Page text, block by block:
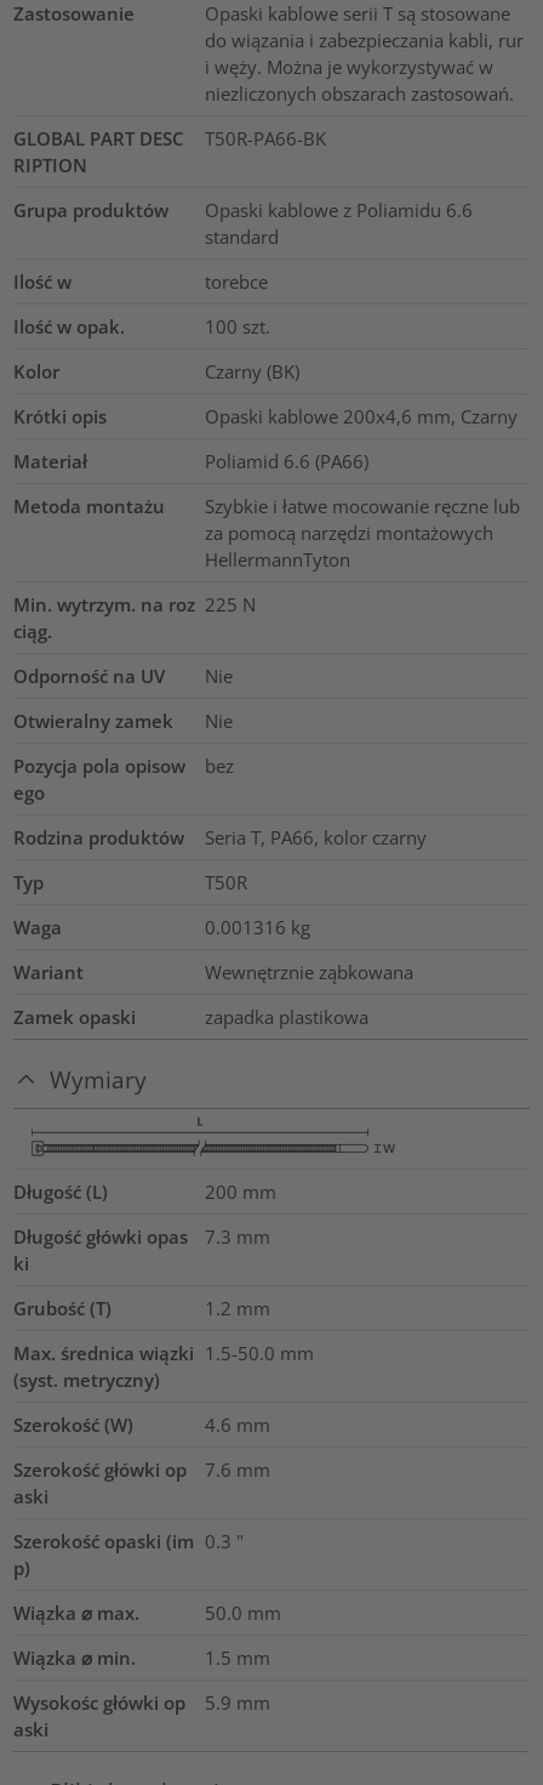
Zastosowanie
Opaski kablowe serii T są stosowane
do wiązania i zabezpieczania kabli, rur
i węży. Można je wykorzystywać w
niezliczonych obszarach zastosowań.
GLOBAL PART DESC
RIPTION
T50R-PA66-BK
Grupa produktów
Opaski kablowe z Poliamidu 6.6
standard
Ilość w
torebce
Ilość w opak.
100 szt.
Kolor
Czarny (BK)
Krótki opis
Opaski kablowe 200x4,6 mm, Czarny
Materiał
Poliamid 6.6 (PA66)
Metoda montażu
Szybkie i łatwe mocowanie ręczne lub
za pomocą narzędzi montażowych
HellermannTyton
Min. wytrzym. na roz
ciąg.
225 N
Odporność na UV
Nie
Otwieralny zamek
Nie
Pozycja pola opisow
ego
bez
Rodzina produktów
Seria T, PA66, kolor czarny
Typ
T50R
Waga
0.001316 kg
Wariant
Wewnętrznie ząbkowana
Zamek opaski
zapadka plastikowa
Wymiary
Długość (L) 200 mm
Długość główki opas
ki
7.3 mm
Grubość (T) 1.2 mm
Max. średnica wiązki
(syst. metryczny)
1.5-50.0 mm
Szerokość (W) 4.6 mm
Szerokość główki op
aski
7.6 mm
Szerokość opaski (im
p)
0.3 "
Wiązka ⌀ max. 50.0 mm
Wiązka ⌀ min.
1.5 mm
Wysokośc główki op
aski
5.9 mm